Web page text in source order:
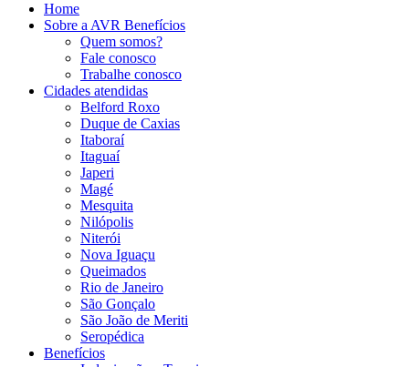
Home
Sobre a AVR Benefícios
Quem somos?
Fale conosco
Trabalhe conosco
Cidades atendidas
Belford Roxo
Duque de Caxias
Itaboraí
Itaguaí
Japeri
Magé
Mesquita
Nilópolis
Niterói
Nova Iguaçu
Queimados
Rio de Janeiro
São Gonçalo
São João de Meriti
Seropédica
Benefícios